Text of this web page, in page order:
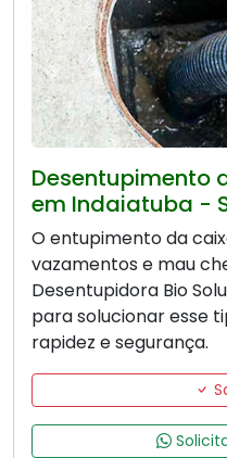
Desentupimento
em Indaiatuba -
O entupimento da
vazamentos e mau
Desentupidora Bio
para solucionar esse
rapidez e segurança.